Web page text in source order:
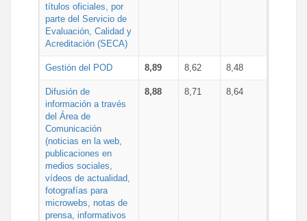
títulos oficiales, por
parte del Servicio de
Evaluación, Calidad y
Acreditación (SECA)
Gestión del POD 8,89 8,62 8,48
Difusión de
información a través
del Área de
Comunicación
(noticias en la web,
publicaciones en
medios sociales,
vídeos de actualidad,
fotografías para
microwebs, notas de
prensa, informativos
8,88 8,71 8,64